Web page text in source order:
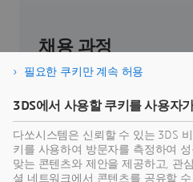
채용 과정
채용 과정에 대해 알아보세
더 알아보기
필요한 쿠키만 계속 허용
3DS에서 사용할 쿠키를 사용자
다쏘시스템은 신뢰할 수 있는 3DS
키를 사용하여 방문자를 측정하여
맞는 콘텐츠와 제안을 제공하고, 관
셜 네트워크에서 콘텐츠를 공유할